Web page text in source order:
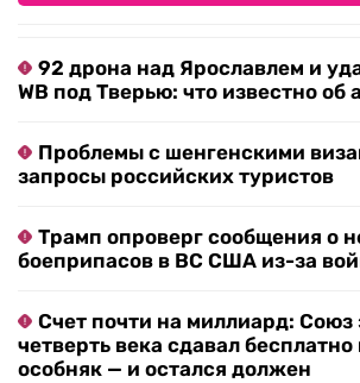
92 дрона над Ярославлем и
WB под Тверью: что известно об
Проблемы с шенгенскими
запросы российских туристов
Трамп опроверг сообщения о
боеприпасов в ВС США из-за
Счет почти на миллиард: Союз
четверть века сдавал
особняк — и остался должен